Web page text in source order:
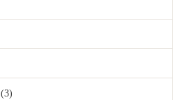
(3)